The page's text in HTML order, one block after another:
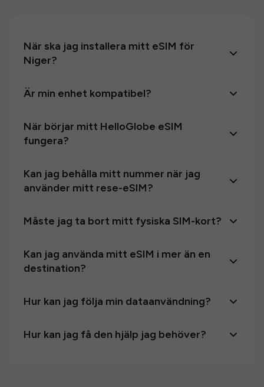
När ska jag installera mitt eSIM för
Niger?
Är min enhet kompatibel?
När börjar mitt HelloGlobe eSIM
fungera?
Kan jag behålla mitt nummer när jag
använder mitt rese-eSIM?
Måste jag ta bort mitt fysiska SIM-kort?
Kan jag använda mitt eSIM i mer än en
destination?
Hur kan jag följa min dataanvändning?
Hur kan jag få den hjälp jag behöver?